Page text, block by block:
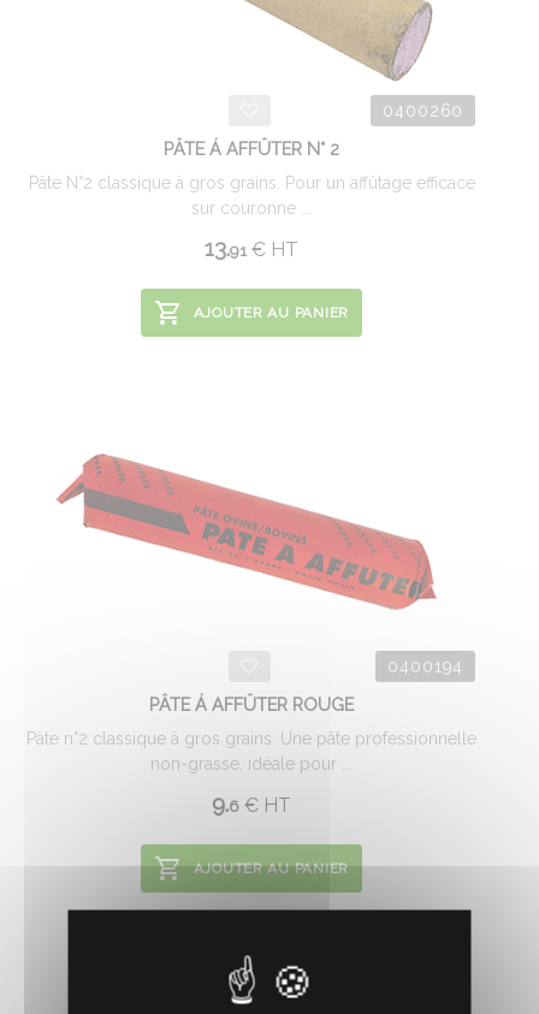
0400260
PÂTE Á AFFÛTER N° 2
Pâte N°2 classique à gros grains. Pour un affûtage efficace
sur couronne ...
13.91 € HT
AJOUTER AU PANIER
0400194
PÂTE Á AFFÛTER ROUGE
Pâte n°2 classique à gros grains. Une pâte professionnelle
non-grasse, idéale pour ...
9.6 € HT
AJOUTER AU PANIER